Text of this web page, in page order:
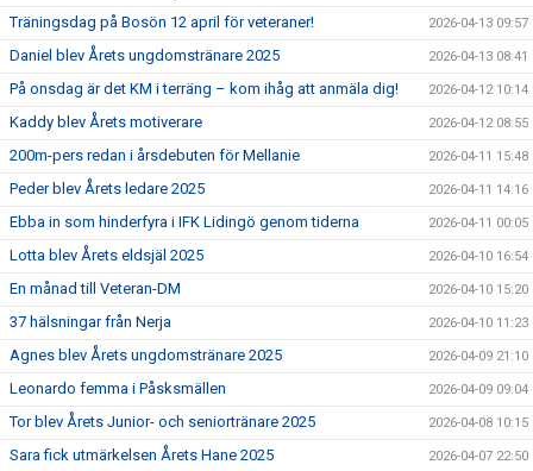
Träningsdag på Bosön 12 april för veteraner! 2026-04-13 09:57
Daniel blev Årets ungdomstränare 2025 2026-04-13 08:41
På onsdag är det KM i terräng – kom ihåg att anmäla dig! 2026-04-12 10:14
Kaddy blev Årets motiverare 2026-04-12 08:55
200m-pers redan i årsdebuten för Mellanie 2026-04-11 15:48
Peder blev Årets ledare 2025 2026-04-11 14:16
Ebba in som hinderfyra i IFK Lidingö genom tiderna 2026-04-11 00:05
Lotta blev Årets eldsjäl 2025 2026-04-10 16:54
En månad till Veteran-DM 2026-04-10 15:20
37 hälsningar från Nerja 2026-04-10 11:23
Agnes blev Årets ungdomstränare 2025 2026-04-09 21:10
Leonardo femma i Påsksmällen 2026-04-09 09:04
Tor blev Årets Junior- och seniortränare 2025 2026-04-08 10:15
Sara fick utmärkelsen Årets Hane 2025 2026-04-07 22:50